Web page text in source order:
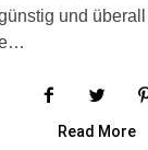
und
Read More